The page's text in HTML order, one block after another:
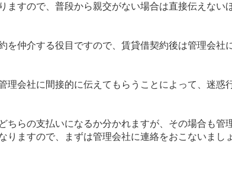
ますので、普段から親交がない場合は直接伝えない
を仲介する役目ですので、賃貸借契約後は管理会社
理会社に間接的に伝えてもらうことによって、迷惑
ちらの支払いになるか分かれますが、その場合も管
りますので、まずは管理会社に連絡をおこないましょ